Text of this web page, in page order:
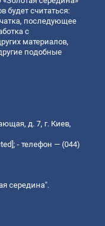
будет считаться:
последующее
с
материалов,
подобные
д. 7, г. Киев,
; - телефон — (044)
середина".